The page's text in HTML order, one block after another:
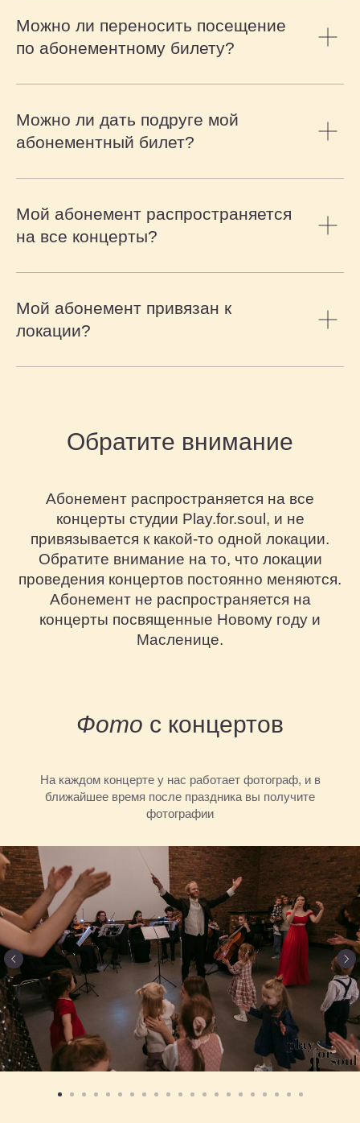
Можно ли переносить посещение
по абонементному билету?
Можно ли дать подруге мой
абонементный билет?
Мой абонемент распространяется
на все концерты?
Мой абонемент привязан к
локации?
Обратите внимание
Абонемент распространяется на все
концерты студии Play.for.soul, и не
привязывается к какой-то одной локации.
Обратите внимание на то, что локации
проведения концертов постоянно меняются.
Абонемент не распространяется на
концерты посвященные Новому году и
Масленице.
Фото с концертов
На каждом концерте у нас работает фотограф, и в
ближайшее время после праздника вы получите
фотографии
Камерные концерты классической
музыки для детей 0+ в Москве
Афиша
Концерт на заказ
Музыкальные витаминки
Магазин
+7 915 148-22-01